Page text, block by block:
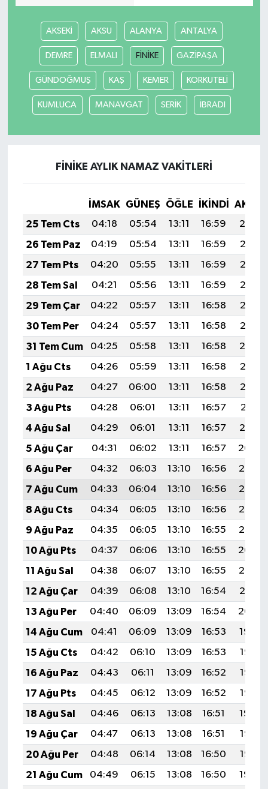
AKSEKİ AKSU ALANYA ANTALYA
DEMRE ELMALI FİNİKE GAZİPAŞA
GÜNDOĞMUŞ KAŞ KEMER KORKUTELİ
KUMLUCA MANAVGAT SERİK İBRADI
FİNİKE AYLIK NAMAZ VAKITLERI
İMSAK GÜNEŞ ÖĞLE İKINDI
25 Tem Cts
04:18 05:54 13:11 16:59
20:19
26 Tem Paz
04:19 05:54 13:11 16:59
20:18
27 Tem Pts
04:20 05:55 13:11 16:59
20:17
28 Tem Sal
04:21 05:56 13:11 16:59
20:16
29 Tem Çar
04:22 05:57 13:11 16:58
20:15
30 Tem Per
04:24 05:57 13:11 16:58
20:15
31 Tem Cum
04:25 05:58 13:11 16:58
20:14
1 Ağu Cts
04:26 05:59 13:11 16:58
20:13
2 Ağu Paz
04:27 06:00 13:11 16:58
20:12
3 Ağu Pts
04:28 06:01 13:11 16:57
20:11
4 Ağu Sal
04:29 06:01 13:11 16:57
20:10
5 Ağu Çar
04:31 06:02 13:11 16:57
20:09
6 Ağu Per
04:32 06:03 13:10 16:56
20:08
7 Ağu Cum
04:33 06:04 13:10 16:56
20:07
8 Ağu Cts
04:34 06:05 13:10 16:56
20:06
9 Ağu Paz
04:35 06:05 13:10 16:55
20:05
10 Ağu Pts
04:37 06:06 13:10 16:55
20:04
11 Ağu Sal
04:38 06:07 13:10 16:55
20:03
12 Ağu Çar
04:39 06:08 13:10 16:54
20:01
13 Ağu Per
04:40 06:09 13:09 16:54
20:00
14 Ağu Cum
04:41 06:09 13:09 16:53
19:59
15 Ağu Cts
04:42 06:10 13:09 16:53
19:58
16 Ağu Paz
04:43 06:11 13:09 16:52
19:57
17 Ağu Pts
04:45 06:12 13:09 16:52
19:56
18 Ağu Sal
04:46 06:13 13:08 16:51
19:54
19 Ağu Çar
04:47 06:13 13:08 16:51
19:53
20 Ağu Per
04:48 06:14 13:08 16:50
19:52
21 Ağu Cum
04:49 06:15 13:08 16:50
19:50